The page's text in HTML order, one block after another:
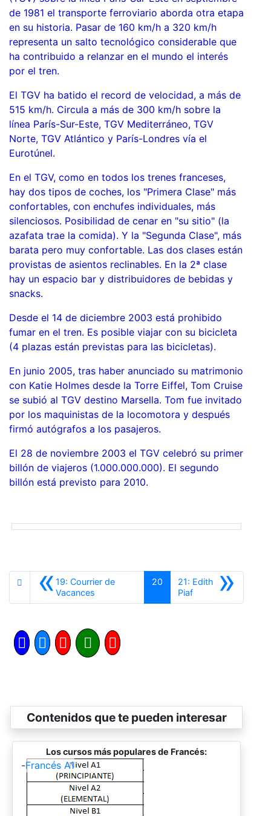
de 1981 el transporte ferroviario aborda otra etapa
en su historia. Pasar de 160 km/h a 320 km/h
representa un salto tecnológico considerable que
ha contribuido a relanzar en el mundo el interés
por el tren.
El TGV ha batido el record de velocidad, a más de
515 km/h. Circula a más de 300 km/h sobre la
línea París-Sur-Este, TGV Mediterráneo, TGV
Norte, TGV Atlántico y París-Londres vía el
Eurotúnel.
En el TGV, como en todos los trenes franceses,
hay dos tipos de coches, los "Primera Clase" más
confortables, con enchufes individuales, más
silenciosos. Posibilidad de cenar en "su sitio" (la
azafata trae la comida). Y la "Segunda Clase", más
barata pero muy confortable. Las dos clases están
provistas de asientos reclinables. En la 2ª clase
hay un espacio bar y distribuidores de bebidas y
snacks.
Desde el 14 de diciembre 2003 está prohibido
fumar en el tren. Es posible viajar con su bicicleta
(4 plazas están previstas para las bicicletas).
En junio 2005, tras haber anunciado su matrimonio
con Katie Holmes desde la Torre Eiffel, Tom Cruise
se subió al TGV destino Marsella. Tom fue invitado
por los maquinistas de la locomotora y después
firmó autógrafos a los pasajeros.
El 28 de noviembre 2003 el TGV celebró su primer
billón de viajeros (1.000.000.000). El segundo
billón está previsto para 2010.
«19: Courrier de
Vacances
20 »
21: Edith
PiafSiguiente
Contenidos que te pueden interesar
Los cursos más populares de Francés:
-Francés A1